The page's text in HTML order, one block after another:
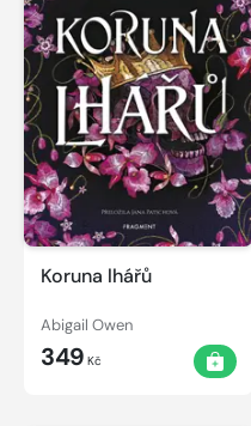
Koruna lhářů
Abigail Owen
349 Kč